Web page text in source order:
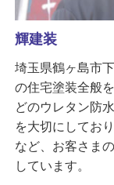
輝建装
埼玉県鶴ヶ島市
の住宅塗装全般
どのウレタン防
を大切にしてお
など、お客さま
しています。